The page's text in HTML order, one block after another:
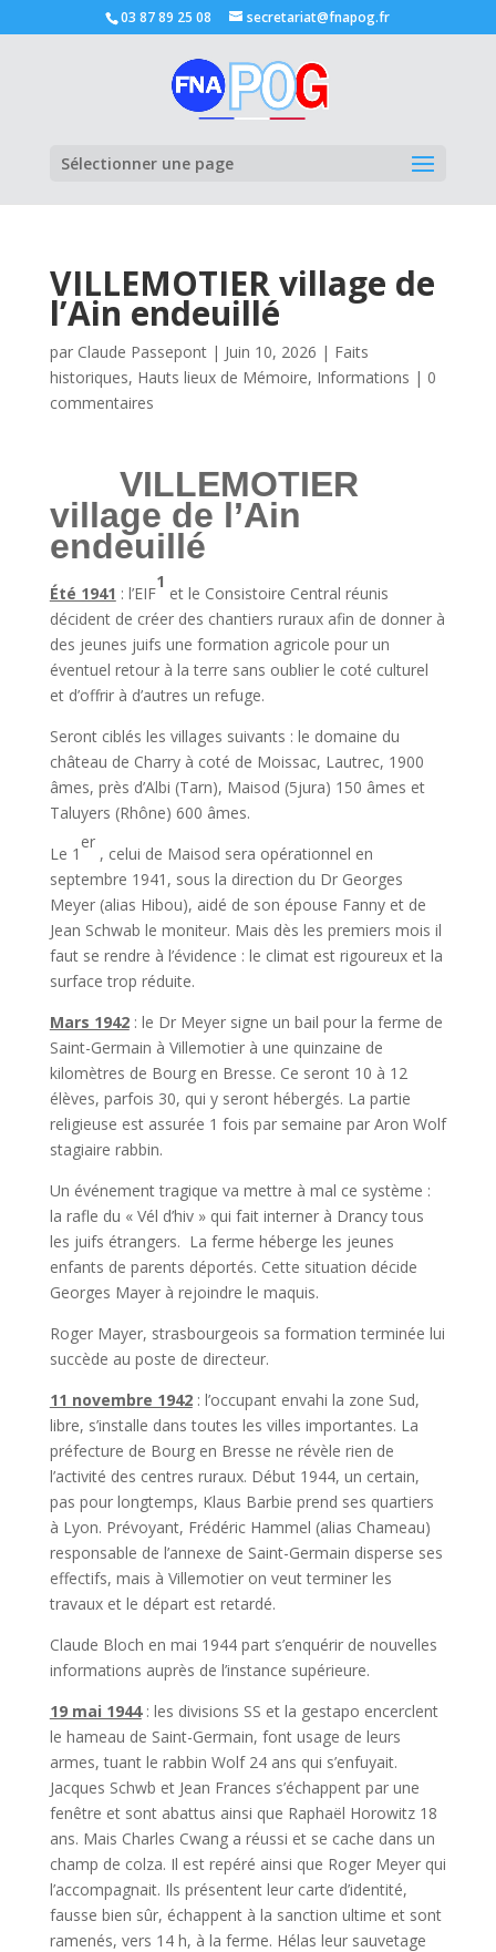
03 87 89 25 08 secretariat@fnapog.fr
Sélectionner une page
VILLEMOTIER village de
l’Ain endeuillé
par Claude Passepont| Juin 10, 2026 | Faits
historiques, Hauts lieux de Mémoire, Informations | 0
commentaires
VILLEMOTIER
village de l’Ain
endeuillé
Été 1941 : l’EIF
1
et le Consistoire Central réunis
décident de créer des chantiers ruraux afin de donner à
des jeunes juifs une formation agricole pour un
éventuel retour à la terre sans oublier le coté culturel
et d’offrir à d’autres un refuge.
Seront ciblés les villages suivants : le domaine du
château de Charry à coté de Moissac, Lautrec, 1900
âmes, près d’Albi (Tarn), Maisod (5jura) 150 âmes et
Taluyers (Rhône) 600 âmes.
Le 1
er
, celui de Maisod sera opérationnel en
septembre 1941, sous la direction du Dr Georges
Meyer (alias Hibou), aidé de son épouse Fanny et de
Jean Schwab le moniteur. Mais dès les premiers mois il
faut se rendre à l’évidence : le climat est rigoureux et la
surface trop réduite.
Mars 1942: le Dr Meyer signe un bail pour la ferme de
Saint-Germain à Villemotier à une quinzaine de
kilomètres de Bourg en Bresse. Ce seront 10 à 12
élèves, parfois 30, qui y seront hébergés. La partie
religieuse est assurée 1 fois par semaine par Aron Wolf
stagiaire rabbin.
Un événement tragique va mettre à mal ce système :
la rafle du « Vél d’hiv » qui fait interner à Drancy tous
les juifs étrangers. La ferme héberge les jeunes
enfants de parents déportés. Cette situation décide
Georges Mayer à rejoindre le maquis.
Roger Mayer, strasbourgeois sa formation terminée lui
succède au poste de directeur.
11 novembre 1942: l’occupant envahi la zone Sud,
libre, s’installe dans toutes les villes importantes. La
préfecture de Bourg en Bresse ne révèle rien de
l’activité des centres ruraux. Début 1944, un certain,
pas pour longtemps, Klaus Barbie prend ses quartiers
à Lyon. Prévoyant, Frédéric Hammel (alias Chameau)
responsable de l’annexe de Saint-Germain disperse ses
effectifs, mais à Villemotier on veut terminer les
travaux et le départ est retardé.
Claude Bloch en mai 1944 part s’enquérir de nouvelles
informations auprès de l’instance supérieure.
19 mai 1944: les divisions SS et la gestapo encerclent
le hameau de Saint-Germain, font usage de leurs
armes, tuant le rabbin Wolf 24 ans qui s’enfuyait.
Jacques Schwb et Jean Frances s’échappent par une
fenêtre et sont abattus ainsi que Raphaël Horowitz 18
ans. Mais Charles Cwang a réussi et se cache dans un
champ de colza. Il est repéré ainsi que Roger Meyer qui
l’accompagnait. Ils présentent leur carte d’identité,
fausse bien sûr, échappent à la sanction ultime et sont
ramenés, vers 14 h, à la ferme. Hélas leur sauvetage